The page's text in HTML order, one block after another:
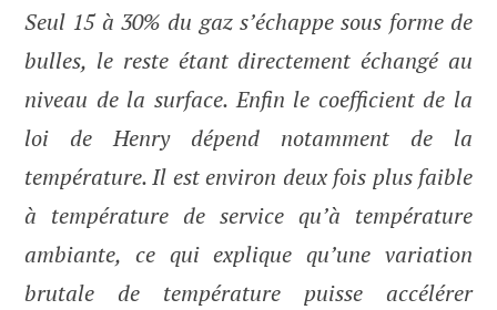
Seul 15 à 30% du gaz s’échappe sous forme de
bulles, le reste étant directement échangé au
niveau de la surface. Enfin le coefficient de la
loi de Henry dépend notamment de la
température. Il est environ deux fois plus faible
à température de service qu’à température
ambiante, ce qui explique qu’une variation
brutale de température puisse accélérer